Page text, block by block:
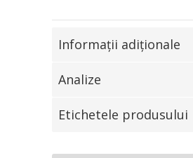
Informaţii adiţionale
Analize
Etichetele produsului